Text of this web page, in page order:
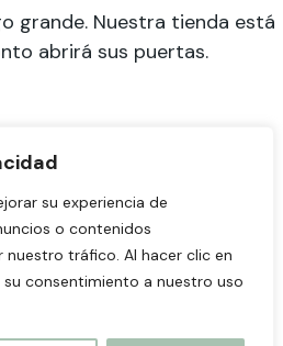
su experiencia de
o contenidos
nuestro tráfico. Al hacer clic en
consentimiento a nuestro uso
grande. Nuestra tienda está
abrirá sus puertas.